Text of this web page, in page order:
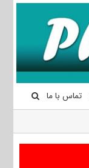
تماس با ما